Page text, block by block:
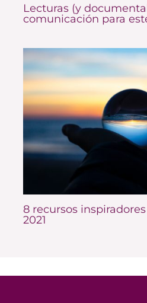
Lecturas (y
comunicación para
8 recursos
2021